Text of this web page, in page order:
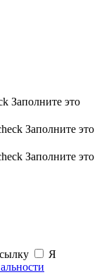
Заполните это
Заполните это
Заполните это
Я